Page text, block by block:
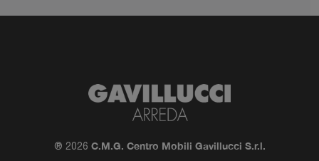
® 2026 C.M.G. Centro Mobili Gavillucci S.r.l.